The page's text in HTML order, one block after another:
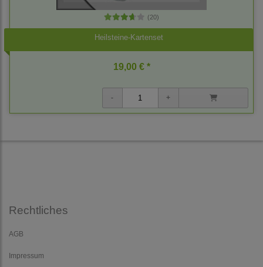
(20)
Heilsteine-Kartenset
19,00 € *
Rechtliches
AGB
Impressum